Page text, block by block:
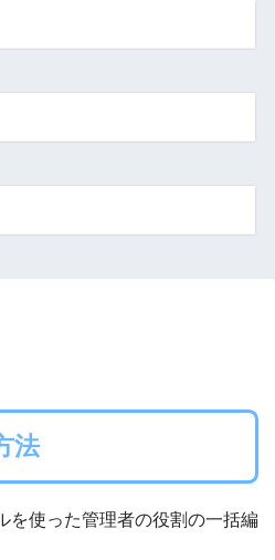
法
を使った管理者の役割の一括編